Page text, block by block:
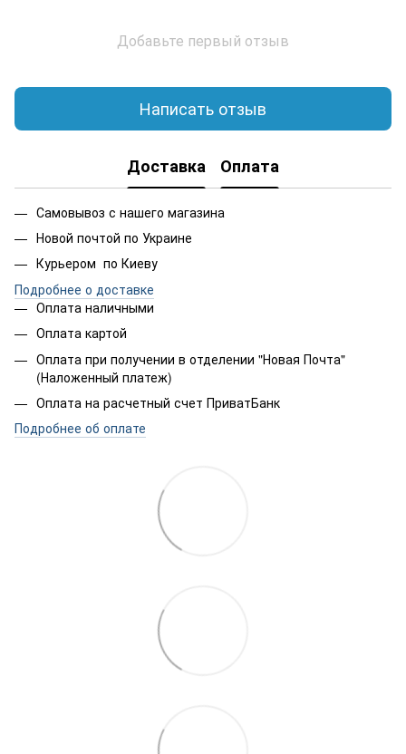
Добавьте первый отзыв
Написать отзыв
Доставка Оплата
Самовывоз с нашего магазина
Новой почтой по Украине
Курьером по Киеву
Подробнее о доставке
Оплата наличными
Оплата картой
Оплата при получении в отделении "Новая Почта"
(Наложенный платеж)
Оплата на расчетный счет ПриватБанк
Подробнее об оплате